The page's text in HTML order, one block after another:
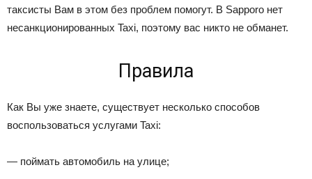
таксисты Вам в этом без проблем помогут. В Sapporo нет
несанкционированных Taxi, поэтому вас никто не обманет.
Правила
Как Вы уже знаете, существует несколько способов
воспользоваться услугами Taxi:
— поймать автомобиль на улице;